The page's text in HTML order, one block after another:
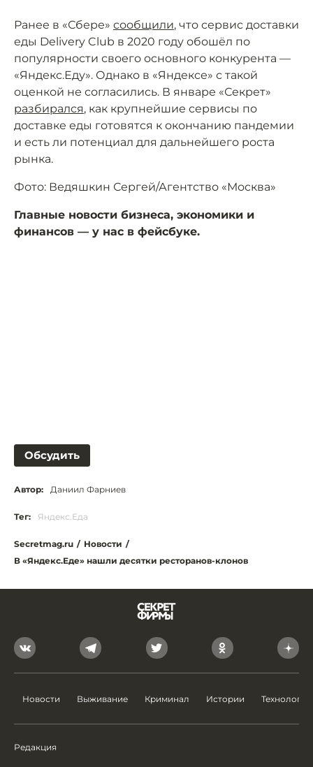
Ранее в «Сбере» сообщили, что сервис доставки
еды Delivery Club в 2020 году обошёл по
популярности своего основного конкурента —
«Яндекс.Еду». Однако в «Яндексе» с такой
оценкой не согласились. В январе «Секрет»
разбирался, как крупнейшие сервисы по
доставке еды готовятся к окончанию пандемии
и есть ли потенциал для дальнейшего роста
рынка.
Фото: Ведяшкин Сергей/Агентство «Москва»
Главные новости бизнеса, экономики и
финансов — у нас в фейсбуке.
Обсудить
Автор: Даниил Фарниев
Тег: Яндекс.Еда
Secretmag.ru / Новости /
В «Яндекс.Еде» нашли десятки ресторанов-клонов
Новости Выживание Криминал Истории Технологии
Редакция